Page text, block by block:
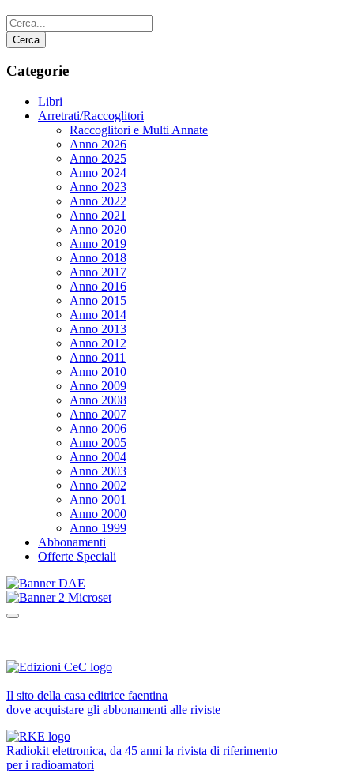
Categorie
Libri
Arretrati/Raccoglitori
Raccoglitori e Multi Annate
Anno 2026
Anno 2025
Anno 2024
Anno 2023
Anno 2022
Anno 2021
Anno 2020
Anno 2019
Anno 2018
Anno 2017
Anno 2016
Anno 2015
Anno 2014
Anno 2013
Anno 2012
Anno 2011
Anno 2010
Anno 2009
Anno 2008
Anno 2007
Anno 2006
Anno 2005
Anno 2004
Anno 2003
Anno 2002
Anno 2001
Anno 2000
Anno 1999
Abbonamenti
Offerte Speciali
Il sito della casa editrice faentina
dove acquistare gli abbonamenti alle riviste
Radiokit elettronica, da 45 anni la rivista di riferimento
per i radioamatori